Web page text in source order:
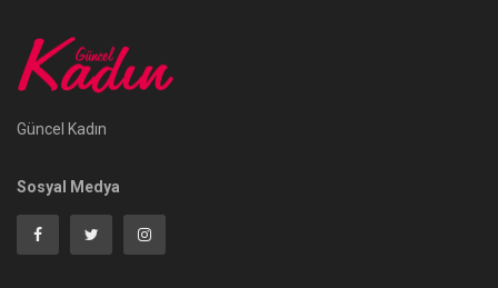
Güncel Kadın
Sosyal Medya